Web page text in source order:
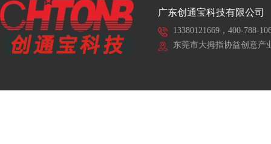
广东创通宝科技有限公司
13380121669，400-788-
东莞市大拇指协益创意产